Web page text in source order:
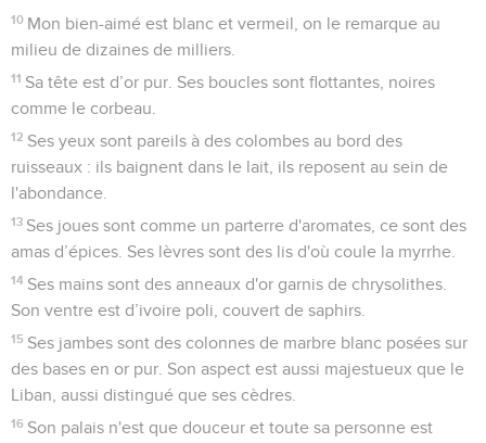
10 Mon bien-aimé est blanc et vermeil, on le remarque au
milieu de dizaines de milliers.
11 Sa tête est d’or pur. Ses boucles sont flottantes, noires
comme le corbeau.
12 Ses yeux sont pareils à des colombes au bord des
ruisseaux : ils baignent dans le lait, ils reposent au sein de
l'abondance.
13 Ses joues sont comme un parterre d'aromates, ce sont des
amas d’épices. Ses lèvres sont des lis d'où coule la myrrhe.
14 Ses mains sont des anneaux d'or garnis de chrysolithes.
Son ventre est d’ivoire poli, couvert de saphirs.
15 Ses jambes sont des colonnes de marbre blanc posées sur
des bases en or pur. Son aspect est aussi majestueux que le
Liban, aussi distingué que ses cèdres.
16 Son palais n'est que douceur et toute sa personne est